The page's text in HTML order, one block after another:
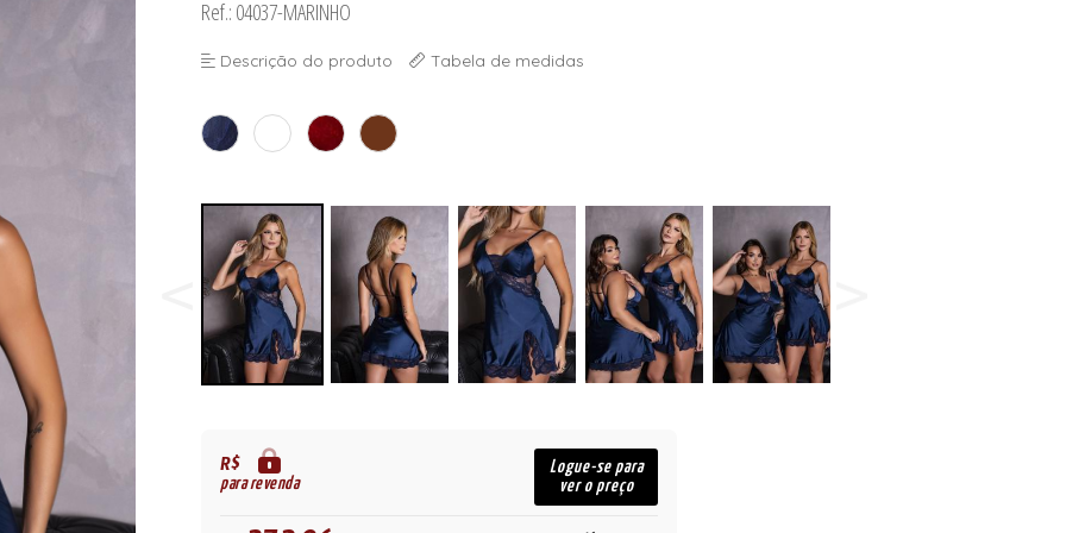
Ref.: 04037-MARINHO
Descrição do produto Tabela de medidas
R$
para revenda
Logue-se para
ver o preço